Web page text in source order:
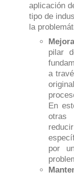
aplicación
tipo de
la
pilar
a
En
otras
por